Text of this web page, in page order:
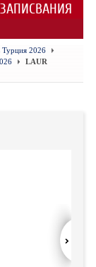
Турция 2026
LAUR